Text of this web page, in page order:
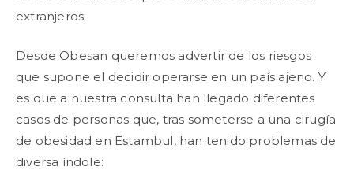
extranjeros.
Desde Obesan queremos advertir de los riesgos
que supone el decidir operarse en un país ajeno. Y
es que a nuestra consulta han llegado diferentes
casos de personas que, tras someterse a una cirugía
de obesidad en Estambul, han tenido problemas de
diversa índole: